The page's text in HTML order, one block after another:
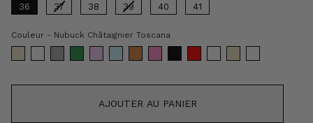
36 37 38 39 40 41
Couleur - Nubuck Châtaignier Toscana
AJOUTER AU PANIER